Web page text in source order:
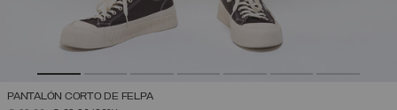
PANTALÓN CORTO DE FELPA